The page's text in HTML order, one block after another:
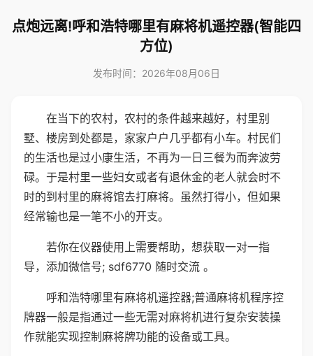
点炮远离!呼和浩特哪里有麻将机遥控器(智能四
方位)
发布时间：2026年08月06日
在当下的农村，农村的条件越来越好，村里别
墅、楼房到处都是，家家户户几乎都有小车。村民们
的生活也是过小康生活，不再为一日三餐为而奔波劳
碌。于是村里一些妇女或者有退休金的老人就会时不
时的到村里的麻将馆去打麻将。虽然打得小，但如果
经常输也是一笔不小的开支。
若你在仪器使用上需要帮助，想获取一对一指
导，添加微信号; sdf6770 随时交流 。
呼和浩特哪里有麻将机遥控器;普通麻将机程序控
牌器一般是指通过一些无需对麻将机进行复杂安装操
作就能实现控制麻将牌功能的设备或工具。